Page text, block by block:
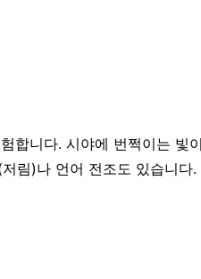
합니다. 시야에 번쩍이는 빛이
림)나 언어 전조도 있습니다.